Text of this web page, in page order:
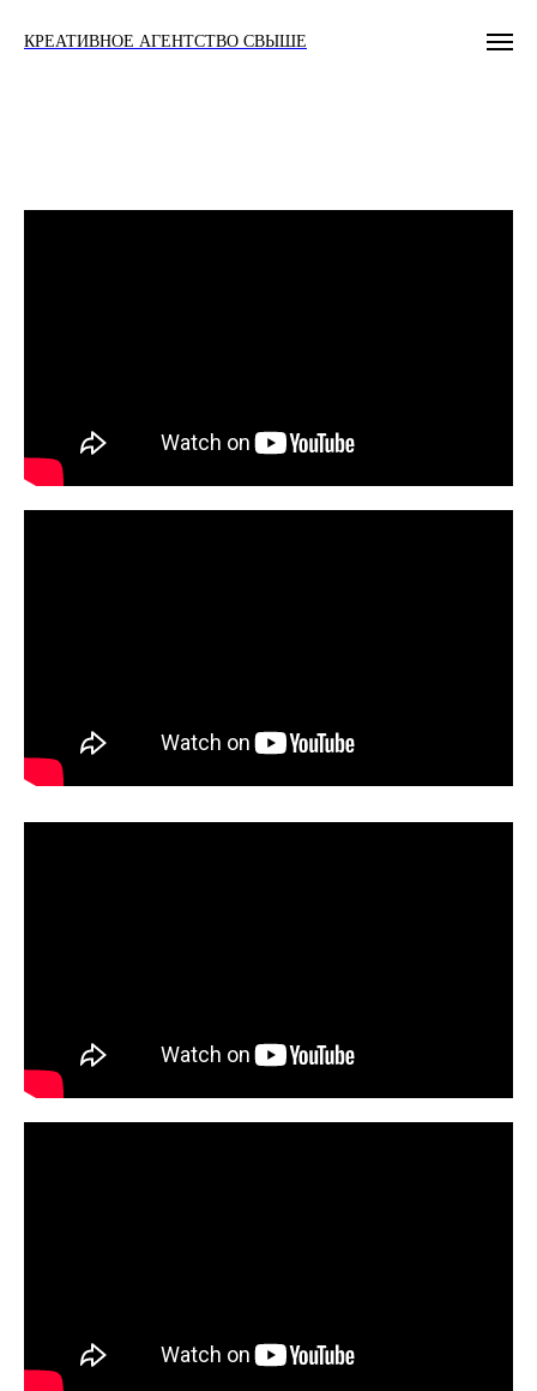
КРЕАТИВНОЕ АГЕНТСТВО СВЫШЕ